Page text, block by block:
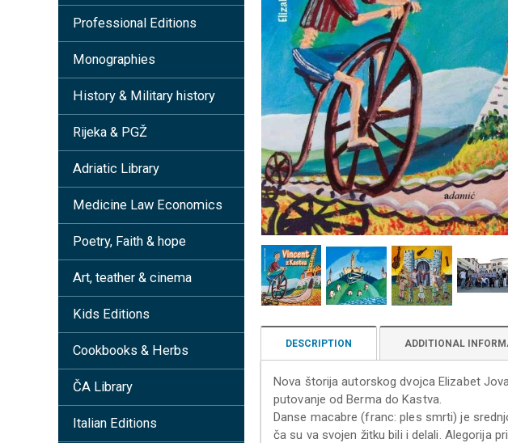
DESCRIPTION ADDITIONAL
Nova štorija autorskog dvojca Elizabet
putovanje od Berma do Kastva.
Danse macabre (franc: ples smrti) je
ča su va svojen žitku bili i delali. Alegorija
Professional Editions
Monographies
History & Military history
Rijeka & PGŽ
Adriatic Library
Medicine Law Economics
Poetry, Faith & hope
Art, teather & cinema
Kids Editions
Cookbooks & Herbs
ČA Library
Italian Editions